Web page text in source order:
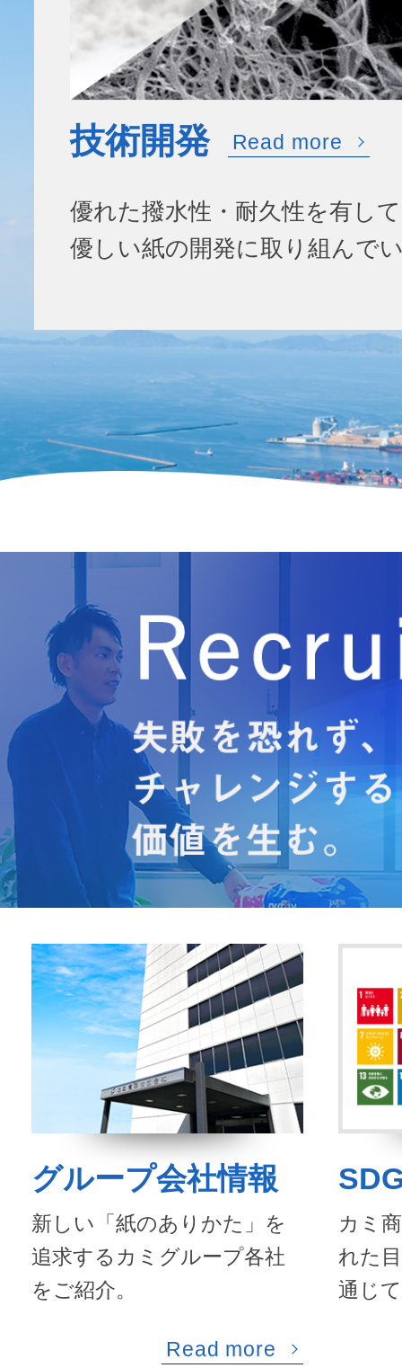
技術開発 Read more
優れた撥水性・耐久性を有し
優しい紙の開発に取り組んで
グループ会社情報
新しい「紙のありかた」を
追求するカミグループ各社
をご紹介。
Read more
カミ
れた
通じ